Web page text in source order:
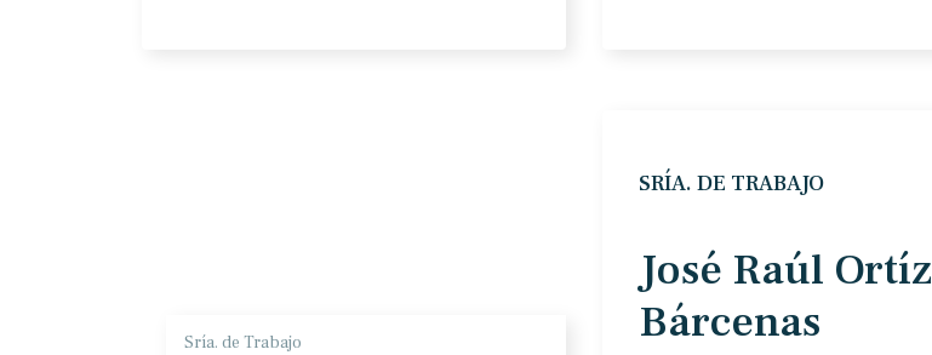
Sría. de Trabajo
SRÍA. DE TRABAJO
José Raúl Ortíz
Bárcenas